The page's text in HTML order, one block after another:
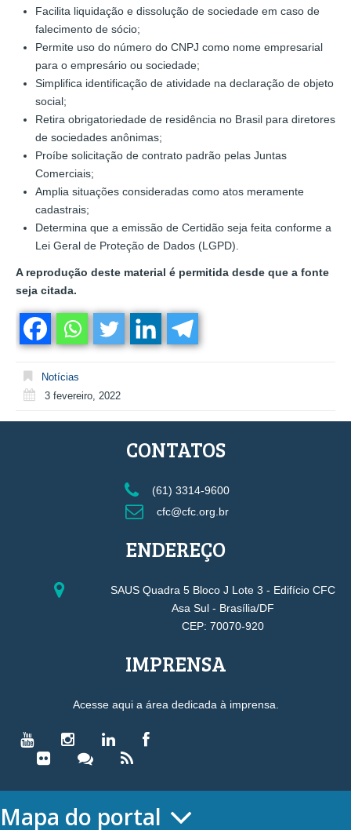
Facilita liquidação e dissolução de sociedade em caso de
falecimento de sócio;
Permite uso do número do CNPJ como nome empresarial
para o empresário ou sociedade;
Simplifica identificação de atividade na declaração de objeto
social;
Retira obrigatoriedade de residência no Brasil para diretores
de sociedades anônimas;
Proíbe solicitação de contrato padrão pelas Juntas
Comerciais;
Amplia situações consideradas como atos meramente
cadastrais;
Determina que a emissão de Certidão seja feita conforme a
Lei Geral de Proteção de Dados (LGPD).
A reprodução deste material é permitida desde que a fonte
seja citada.
Notícias
3 fevereiro, 2022
CONTATOS
(61) 3314-9600
cfc@cfc.org.br
ENDEREÇO
SAUS Quadra 5 Bloco J Lote 3 - Edifício CFC
Asa Sul - Brasília/DF
CEP: 70070-920
IMPRENSA
Acesse aqui a área dedicada à imprensa.
Mapa do portal